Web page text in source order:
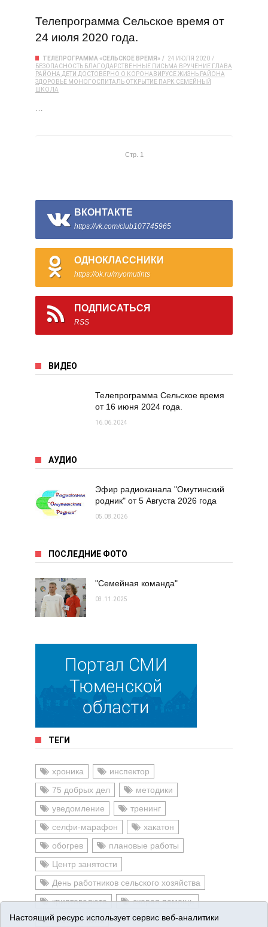
Телепрограмма Сельское время от
24 июля 2020 года.
ТЕЛЕПРОГРАММА «СЕЛЬСКОЕ ВРЕМЯ»
24 ИЮЛЯ 2020
БЕЗОПАСНОСТЬ БЛАГОДАРСТВЕННЫЕ ПИСЬМА ВРУЧЕНИЕ ГЛАВА
РАЙОНА ДЕТИ ДОСТОВЕРНО О КОРОНАВИРУСЕЖИЗНЬ РАЙОНА
ЗДОРОВЬЕ МОНОГОСПИТАЛЬ ОТКРЫТИЕ ПАРК СЕМЕЙНЫЙ
ШКОЛА
…
Стр. 1
ВКОНТАКТЕ
https://vk.com/club107745965
ОДНОКЛАССНИКИ
https://ok.ru/myomutints
ПОДПИСАТЬСЯ
RSS
ВИДЕО
Телепрограмма Сельское время
от 16 июня 2024 года.
16.06.2024
АУДИО
Эфир радиоканала "Омутинский
родник" от 5 Августа 2026 года
05.08.2026
ПОСЛЕДНИЕ ФОТО
"Семейная команда"
03.11.2025
ТЕГИ
хроника
инспектор
75 добрых дел
методики
уведомление
тренинг
селфи-марафон
хакатон
обогрев
плановые работы
Центр занятости
День работников сельского хозяйства
криптовалюта
скорая помощь
красная зона
Настоящий ресурс использует сервис веб-аналитики